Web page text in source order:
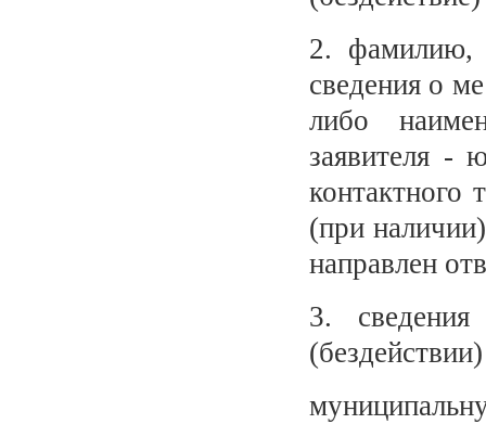
2. фамилию,
сведения о
либо
заявителя -
контактного
(при
направлен
3.